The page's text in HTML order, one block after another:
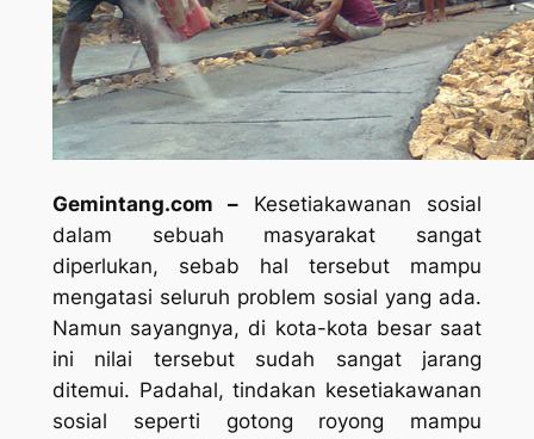
Gemintang.com – Kesetiakawanan sosial
dalam sebuah masyarakat sangat
diperlukan, sebab hal tersebut mampu
mengatasi seluruh problem sosial yang ada.
Namun sayangnya, di kota-kota besar saat
ini nilai tersebut sudah sangat jarang
ditemui. Padahal, tindakan kesetiakawanan
sosial seperti gotong royong mampu